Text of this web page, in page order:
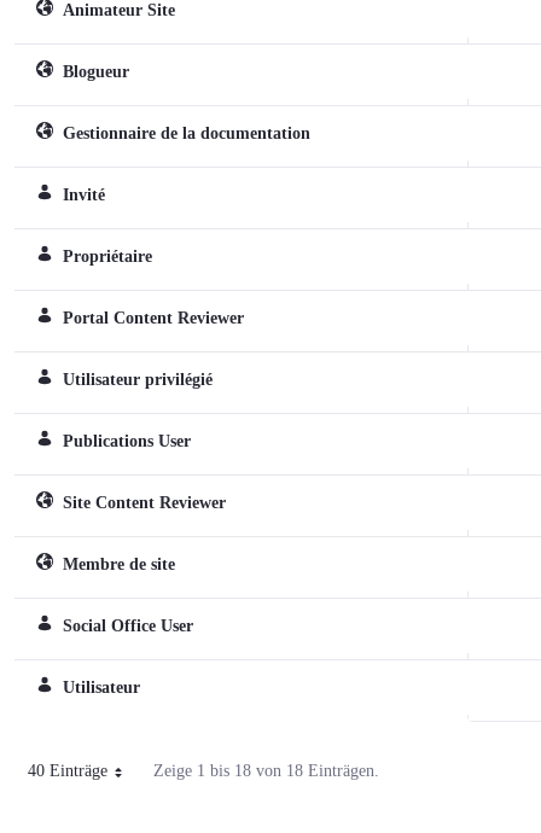
Sitespezifische Rolle
Animateur Site
Sitespezifische Rolle
Blogueur
Sitespezifische Rolle
Gestionnaire de la documentation
Reguläre Rolle
Invité
Reguläre Rolle
Propriétaire
Reguläre Rolle
Portal Content Reviewer
Reguläre Rolle
Utilisateur privilégié
Reguläre Rolle
Publications User
Sitespezifische Rolle
Site Content Reviewer
Sitespezifische Rolle
Membre de site
Reguläre Rolle
Social Office User
Reguläre Rolle
Utilisateur
40 Einträge
Pro Seite Zeige 1 bis 18 von 18 Einträgen.